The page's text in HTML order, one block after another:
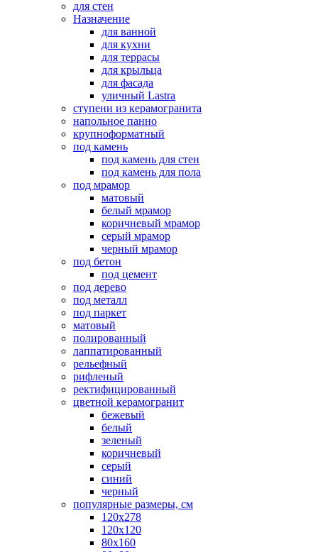
для стен
Назначение
для ванной
для кухни
для террасы
для крыльца
для фасада
уличный Lastra
ступени из керамогранита
напольное панно
крупноформатный
под камень
под камень для стен
под камень для пола
под мрамор
матовый
белый мрамор
коричневый мрамор
серый мрамор
черный мрамор
под бетон
под цемент
под дерево
под металл
под паркет
матовый
полированный
лаппатированный
рельефный
рифленый
ректифицированный
цветной керамогранит
бежевый
белый
зеленый
коричневый
серый
синий
черный
популярные размеры, см
120х278
120х120
80х160